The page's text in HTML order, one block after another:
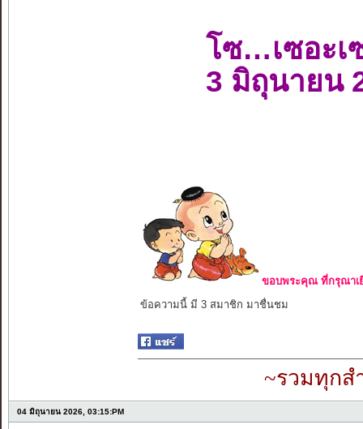
โซ…เซอะเ
3 มิถุนายน
ขอบพระคุณ ที่กรุณาเ
ข้อความนี้ มี 3 สมาชิก มาชื่นชม
~รวมทุกส
04 มิถุนายน 2026, 03:15:PM